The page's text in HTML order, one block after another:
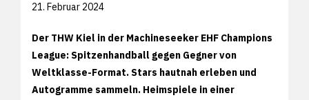
21. Februar 2024
Der THW Kiel in der Machineseeker EHF Champions
League: Spitzenhandball gegen Gegner von
Weltklasse-Format. Stars hautnah erleben und
Autogramme sammeln. Heimspiele in einer